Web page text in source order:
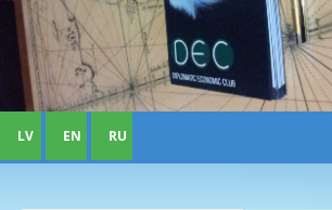
LV EN RU